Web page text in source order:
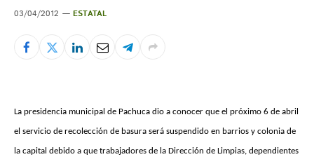
03/04/2012 ESTATAL
La presidencia municipal de Pachuca dio a conocer que el próximo 6 de abril
el servicio de recolección de basura será suspendido en barrios y colonia de
la capital debido a que trabajadores de la Dirección de Limpias, dependientes